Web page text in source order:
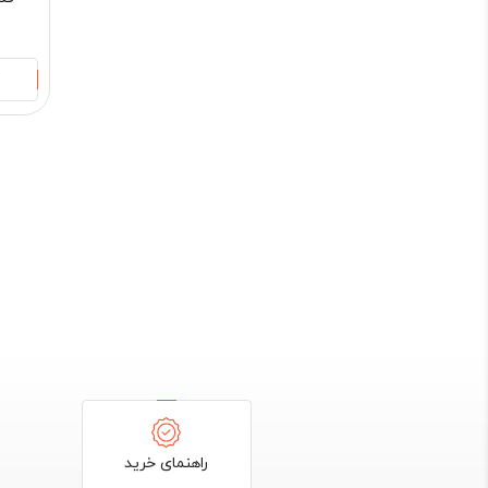
راهنمای خرید